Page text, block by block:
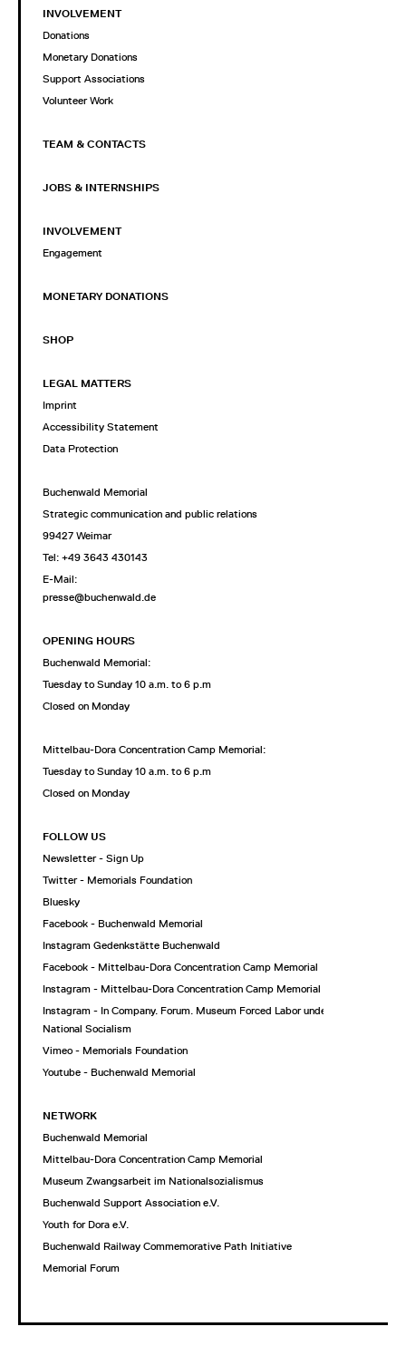
INVOLVEMENT
Donations
Monetary Donations
Support Associations
Volunteer Work
TEAM & CONTACTS
JOBS & INTERNSHIPS
INVOLVEMENT
Engagement
MONETARY DONATIONS
SHOP
LEGAL MATTERS
Imprint
Accessibility Statement
Data Protection
Buchenwald Memorial
Strategic communication and public relations
99427 Weimar
Tel: +49 3643 430143
E-Mail:
presse@buchenwald.de
OPENING HOURS
Buchenwald Memorial:
Tuesday to Sunday 10 a.m. to 6 p.m
Closed on Monday
Mittelbau-Dora Concentration Camp Memorial:
Tuesday to Sunday 10 a.m. to 6 p.m
Closed on Monday
FOLLOW US
Newsletter - Sign Up
Twitter - Memorials Foundation
Bluesky
Facebook - Buchenwald Memorial
Instagram Gedenkstätte Buchenwald
Facebook - Mittelbau-Dora Concentration Camp Memorial
Instagram - Mittelbau-Dora Concentration Camp Memorial
Instagram - In Company. Forum. Museum Forced Labor under
National Socialism
Vimeo - Memorials Foundation
Youtube - Buchenwald Memorial
NETWORK
Buchenwald Memorial
Mittelbau-Dora Concentration Camp Memorial
Museum Zwangsarbeit im Nationalsozialismus
Buchenwald Support Association e.V.
Youth for Dora e.V.
Buchenwald Railway Commemorative Path Initiative
Memorial Forum